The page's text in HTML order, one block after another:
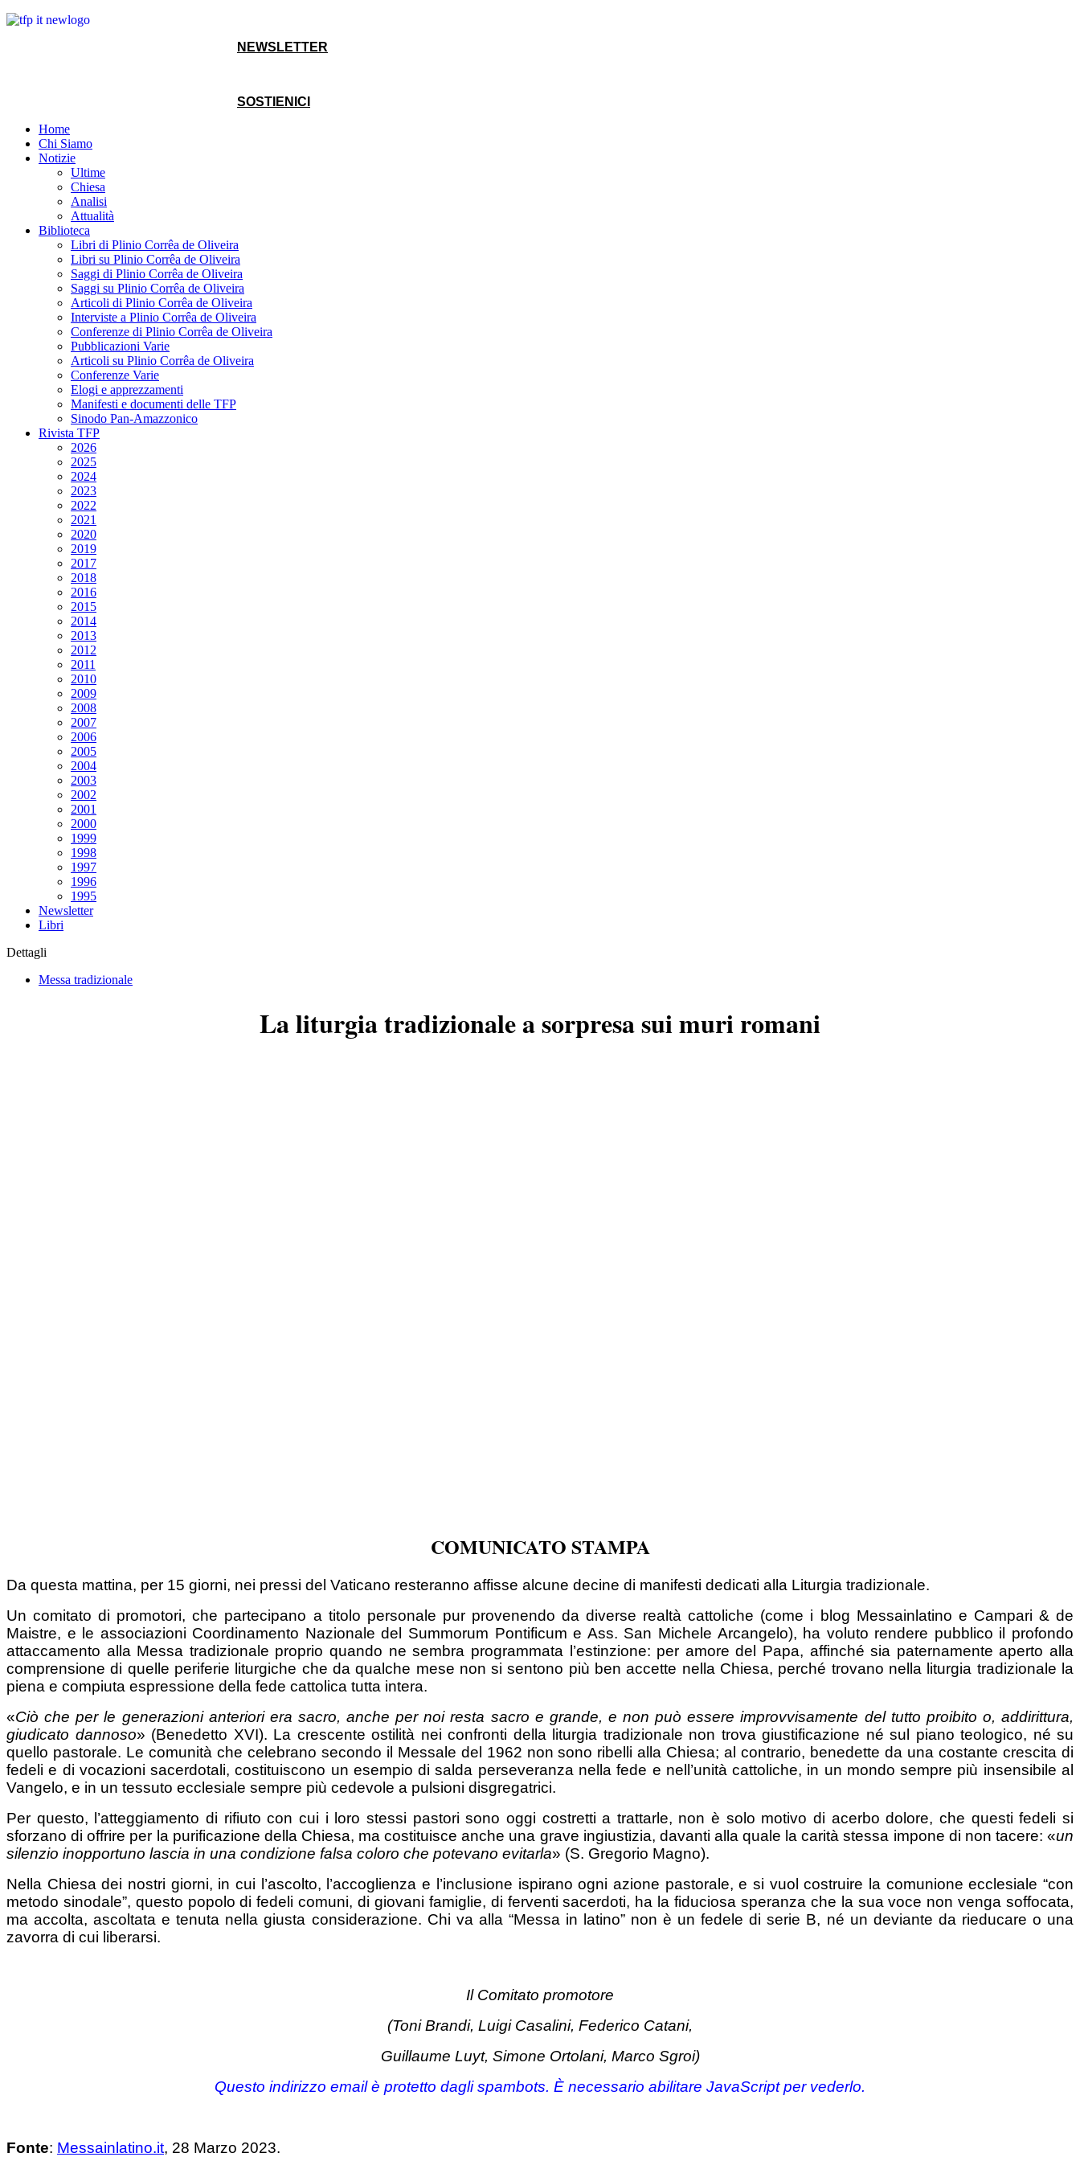
NEWSLETTER
SOSTIENICI
Home
Chi Siamo
Notizie
Ultime
Chiesa
Analisi
Attualità
Biblioteca
Libri di Plinio Corrêa de Oliveira
Libri su Plinio Corrêa de Oliveira
Saggi di Plinio Corrêa de Oliveira
Saggi su Plinio Corrêa de Oliveira
Articoli di Plinio Corrêa de Oliveira
Interviste a Plinio Corrêa de Oliveira
Conferenze di Plinio Corrêa de Oliveira
Pubblicazioni Varie
Articoli su Plinio Corrêa de Oliveira
Conferenze Varie
Elogi e apprezzamenti
Manifesti e documenti delle TFP
Sinodo Pan-Amazzonico
Rivista TFP
2026
2025
2024
2023
2022
2021
2020
2019
2017
2018
2016
2015
2014
2013
2012
2011
2010
2009
2008
2007
2006
2005
2004
2003
2002
2001
2000
1999
1998
1997
1996
1995
Newsletter
Libri
Dettagli
Messa tradizionale
La liturgia tradizionale a sorpresa sui muri romani
COMUNICATO STAMPA
Da questa mattina, per 15 giorni, nei pressi del Vaticano resteranno affisse alcune decine di manifesti dedicati alla Liturgia tradizionale.
Un comitato di promotori, che partecipano a titolo personale pur provenendo da diverse realtà cattoliche (come i blog Messainlatino e Campari & de
Maistre, e le associazioni Coordinamento Nazionale del Summorum Pontificum e Ass. San Michele Arcangelo), ha voluto rendere pubblico il profondo
attaccamento alla Messa tradizionale proprio quando ne sembra programmata l’estinzione: per amore del Papa, affinché sia paternamente aperto alla
comprensione di quelle periferie liturgiche che da qualche mese non si sentono più ben accette nella Chiesa, perché trovano nella liturgia tradizionale la
piena e compiuta espressione della fede cattolica tutta intera.
«Ciò che per le generazioni anteriori era sacro, anche per noi resta sacro e grande, e non può essere improvvisamente del tutto proibito o, addirittura,
giudicato dannoso» (Benedetto XVI). La crescente ostilità nei confronti della liturgia tradizionale non trova giustificazione né sul piano teologico, né su
quello pastorale. Le comunità che celebrano secondo il Messale del 1962 non sono ribelli alla Chiesa; al contrario, benedette da una costante crescita di
fedeli e di vocazioni sacerdotali, costituiscono un esempio di salda perseveranza nella fede e nell’unità cattoliche, in un mondo sempre più insensibile al
Vangelo, e in un tessuto ecclesiale sempre più cedevole a pulsioni disgregatrici.
Per questo, l’atteggiamento di rifiuto con cui i loro stessi pastori sono oggi costretti a trattarle, non è solo motivo di acerbo dolore, che questi fedeli si
sforzano di offrire per la purificazione della Chiesa, ma costituisce anche una grave ingiustizia, davanti alla quale la carità stessa impone di non tacere: «un
silenzio inopportuno lascia in una condizione falsa coloro che potevano evitarla» (S. Gregorio Magno).
Nella Chiesa dei nostri giorni, in cui l’ascolto, l’accoglienza e l’inclusione ispirano ogni azione pastorale, e si vuol costruire la comunione ecclesiale “con
metodo sinodale”, questo popolo di fedeli comuni, di giovani famiglie, di ferventi sacerdoti, ha la fiduciosa speranza che la sua voce non venga soffocata,
ma accolta, ascoltata e tenuta nella giusta considerazione. Chi va alla “Messa in latino” non è un fedele di serie B, né un deviante da rieducare o una
zavorra di cui liberarsi.
Il Comitato promotore
(Toni Brandi, Luigi Casalini, Federico Catani,
Guillaume Luyt, Simone Ortolani, Marco Sgroi)
Questo indirizzo email è protetto dagli spambots. È necessario abilitare JavaScript per vederlo.
Fonte: Messainlatino.it, 28 Marzo 2023.